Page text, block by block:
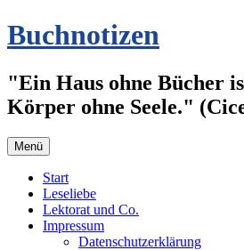
Zum
Inhalt
Buchnotizen
"Ein Haus ohne Bücher
Körper ohne Seele."
Menü
Start
Leseliebe
Lektorat und Co.
Impressum
Datenschutzerklärung